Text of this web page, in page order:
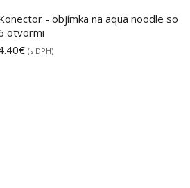
- objímka na aqua noodle so
otvormi
€ (s DPH)